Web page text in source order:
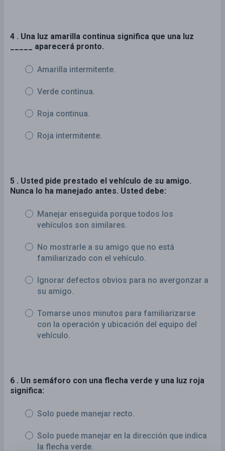
4 . Una luz amarilla continua significa que una luz
_____ aparecerá pronto.
Amarilla intermitente.
Verde continua.
Roja continua.
Roja intermitente.
5 . Usted pide prestado el vehículo de su amigo.
Nunca lo ha manejado antes. Usted debe:
Manejar enseguida porque todos los
vehículos son similares.
No mostrarle a su amigo que no está
familiarizado con el vehículo.
Ignorar defectos obvios para no avergonzar a
su amigo.
Tomarse unos minutos para familiarizarse
con la operación y ubicación del equipo del
vehículo.
6 . Un semáforo con una flecha verde y una luz roja
significa:
Solo puede manejar recto.
Solo puede manejar en la dirección que indica
la flecha verde.